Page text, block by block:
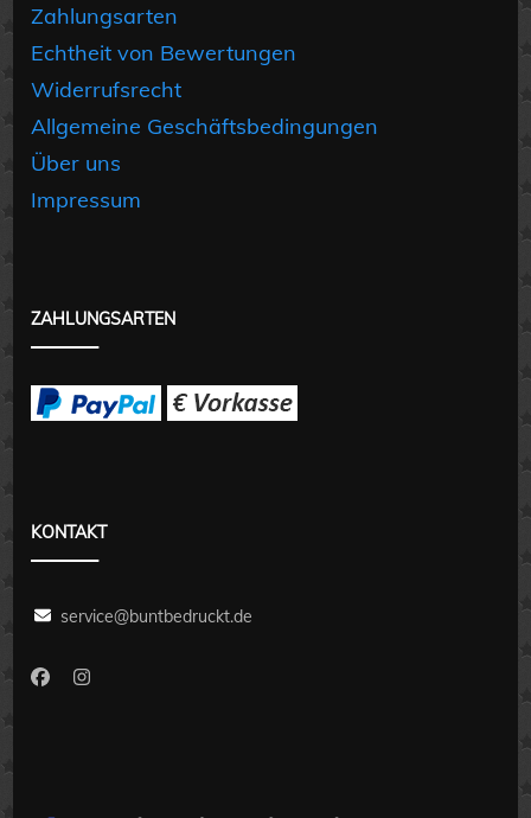
Zahlungsarten
Echtheit von Bewertungen
Widerrufsrecht
Allgemeine Geschäftsbedingungen
Über uns
Impressum
ZAHLUNGSARTEN
KONTAKT
service@buntbedruckt.de